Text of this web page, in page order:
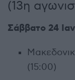
(13η
Σάββατο 24
(15:00)